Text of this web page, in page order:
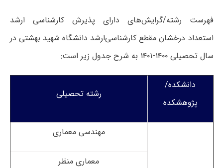
فهرست رشته/گرایش‌های دارای پذیرش کارشناسی ارشد
استعداد درخشان مقطع کارشناسی‌ارشد دانشگاه شهید بهشتی در
سال تحصیلی ۱۴۰۰-۱۴۰۱ به شرح جدول زیر است:
دانشکده/
پژوهشکده
رشته تحصیلی
مهندسی معماری
معماری منظر